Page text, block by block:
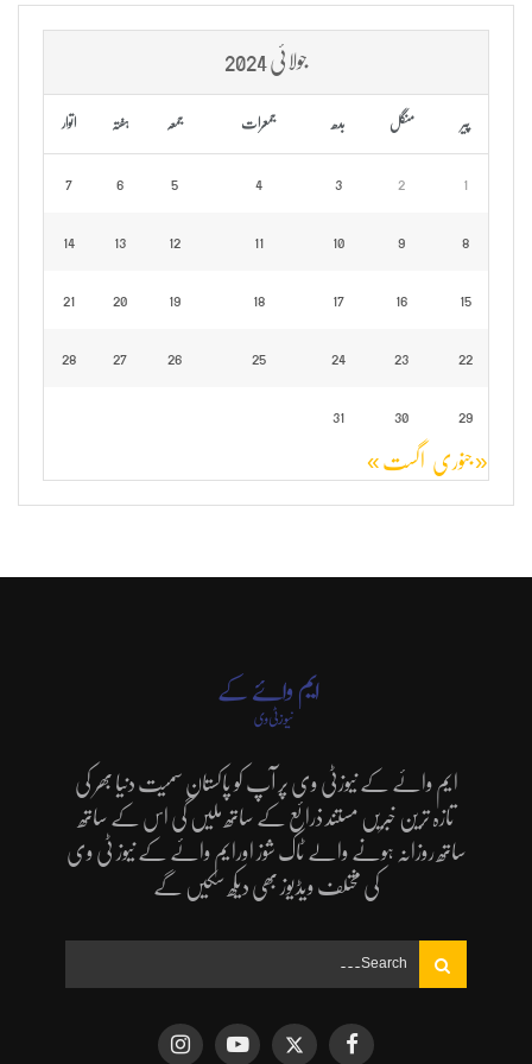
جولائی 2024
پیر منگل بدھ جمعرات جمعہ ہفتہ اتوار
1
2
3
4
5
6
7
8
9
10
11
12
13
14
15
16
17
18
19
20
21
22
23
24
25
26
27
28
29
30
31
« جنوری اگست »
ایم وائے کے نیوزٹی وی پر آپ کو پاکستان سمیت دنیا بھر کی
تازہ ترین خبریں مستند ذرائع کے ساتھ ملیں گی اس کے ساتھ
ساتھ روزانہ ہونے والے ٹاک شوز اورایم وائے کے نیوز ٹی وی
کی مختلف ویڈیوز بھی دیکھ سکیں گے